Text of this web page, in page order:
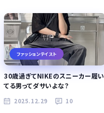
ファッションテイスト
30歳過ぎてNIKEのスニーカー履い
てる男ってダサいよな？
2025.12.29 10